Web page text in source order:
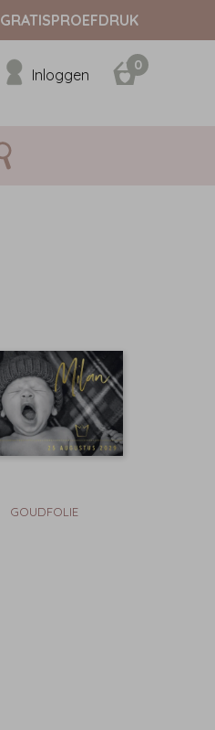
GRATISPROEFDRUK
Inloggen
0
GOUDFOLIE